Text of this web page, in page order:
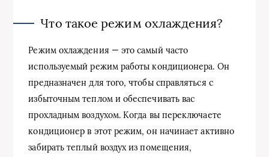
Что такое режим охлаждения?
Режим охлаждения — это самый часто
используемый режим работы кондиционера. Он
предназначен для того, чтобы справляться с
избыточным теплом и обеспечивать вас
прохладным воздухом. Когда вы переключаете
кондиционер в этот режим, он начинает активно
забирать теплый воздух из помещения,